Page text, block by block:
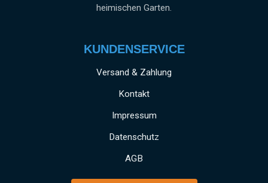
heimischen Garten.
KUNDENSERVICE
Versand & Zahlung
Kontakt
Impressum
Datenschutz
AGB